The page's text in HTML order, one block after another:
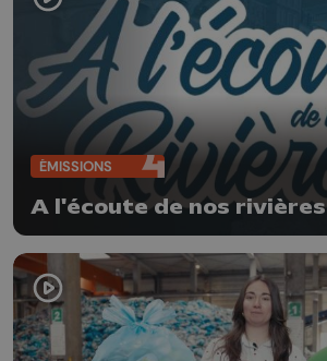
ÉMISSIONS
A l'écoute de nos rivières